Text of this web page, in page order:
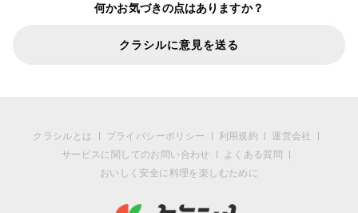
何かお気づきの点はありますか？
クラシルに意見を送る
クラシルとは プライバシーポリシー 利用規約
運営会社
サービスに関してのお問い合わせ
よくある質問
おいしく安全に料理を楽しむために